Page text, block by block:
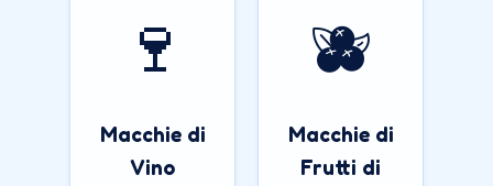
🍷
Macchie di
Vino
🫐
Macchie di
Frutti di